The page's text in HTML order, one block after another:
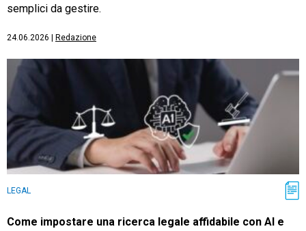
semplici da gestire.
24.06.2026 Redazione
LEGAL
Come impostare una ricerca legale affidabile con AI e